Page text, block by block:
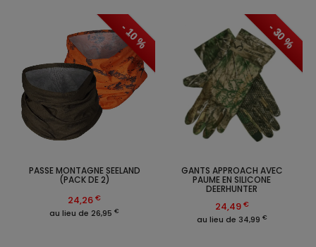
- 10 %
PASSE MONTAGNE SEELAND
(PACK DE 2)
24,26 €
au lieu de 26,95 €
- 30 %
GANTS APPROACH AVEC
PAUME EN SILICONE
DEERHUNTER
24,49 €
au lieu de 34,99 €